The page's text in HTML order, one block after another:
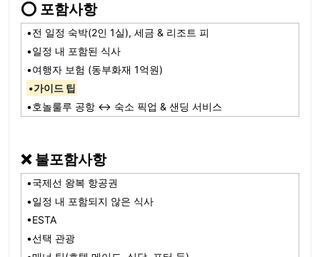
⭕ 포함사항
•전 일정 숙박(2인 1실), 세금 & 리조트 피
•일정 내 포함된 식사
•여행자 보험 (동부화재 1억원)
•가이드 팁
•호놀룰루 공항 ↔ 숙소 픽업 & 샌딩 서비스
❌ 불포함사항
•국제선 왕복 항공권
•일정 내 포함되지 않은 식사
•ESTA
•선택 관광